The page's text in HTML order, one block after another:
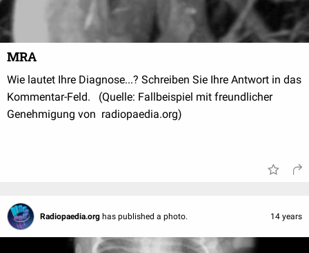
MRA
Wie lautet Ihre Diagnose...? Schreiben Sie Ihre Antwort in das
Kommentar-Feld. (Quelle: Fallbeispiel mit freundlicher
Genehmigung von radiopaedia.org)
Radiopaedia.org has published a photo. 14 years